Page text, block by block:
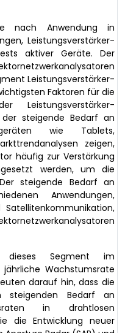
nach Anwendung in
Leistungsverstärker-
aktiver Geräte. Der
Leistungsverstärker-
Faktoren für die
Leistungsverstärker-
steigende Bedarf an
wie Tablets,
zeigen,
häufig zur Verstärkung
werden, um die
steigende Bedarf an
Anwendungen,
Segment im
Wachstumsrate
darauf hin, dass die
steigenden Bedarf an
in drahtlosen
die Entwicklung neuer